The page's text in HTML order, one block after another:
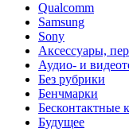
Qualcomm
Samsung
Sony
Аксессуары,
Аудио- и
Без рубрики
Бенчмарки
Бесконтактные
Будущее